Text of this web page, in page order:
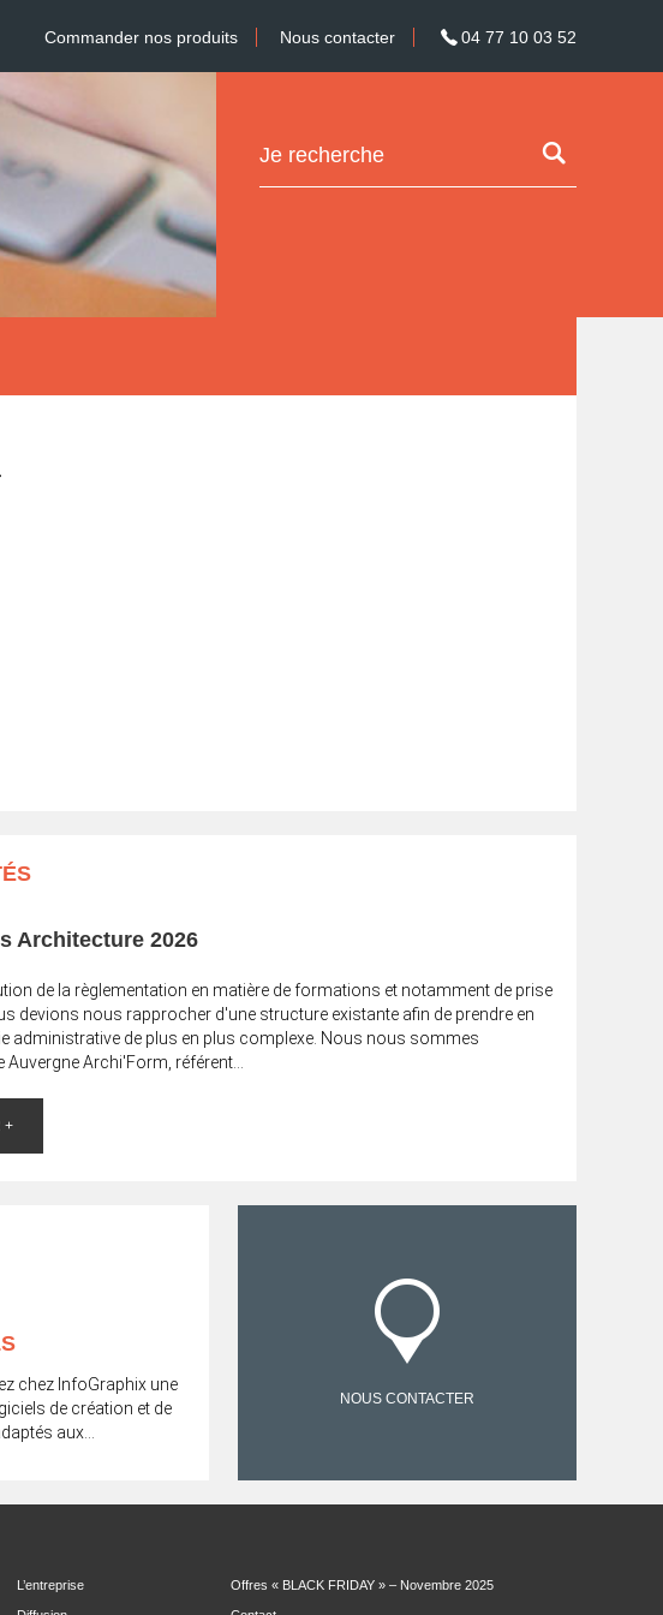
Commander nos produits Nous contacter 04 77 10 03 52
Architecture 2026
de la règlementation en matière de formations et notamment de prise
devions nous rapprocher d'une structure existante afin de prendre en
administrative de plus en plus complexe. Nous nous sommes
Archi'Form, référent...
+
chez InfoGraphix une
de création et de
aux...
NOUS CONTACTER
L’entreprise Offres « BLACK FRIDAY » – Novembre 2025